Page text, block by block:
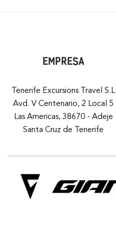
EMPRESA
Tenerife Excursions Travel S.L
Avd. V Centenario, 2 Local 5
Las Americas, 38670 - Adeje
Santa Cruz de Tenerife